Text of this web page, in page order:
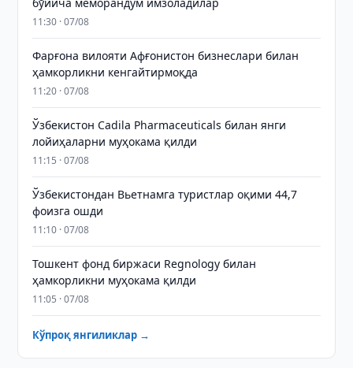
11:30 · 07/08
Фарғона вилояти Афғонистон бизнеслари билан
ҳамкорликни кенгайтирмоқда
11:20 · 07/08
Ўзбекистон Cadila Pharmaceuticals билан янги
лойиҳаларни муҳокама қилди
11:15 · 07/08
Ўзбекистондан Вьетнамга туристлар оқими 44,7
фоизга ошди
11:10 · 07/08
Тошкент фонд биржаси Regnology билан
ҳамкорликни муҳокама қилди
11:05 · 07/08
Кўпроқ янгиликлар →